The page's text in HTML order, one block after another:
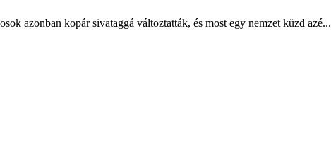
azonban kopár sivataggá változtatták, és most egy nemzet küzd azé...